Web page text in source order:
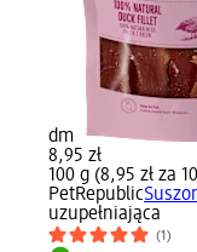
dm
8,95 zł
100 g (8,95 zł za
PetRepublic
uzupełniająca
(1)